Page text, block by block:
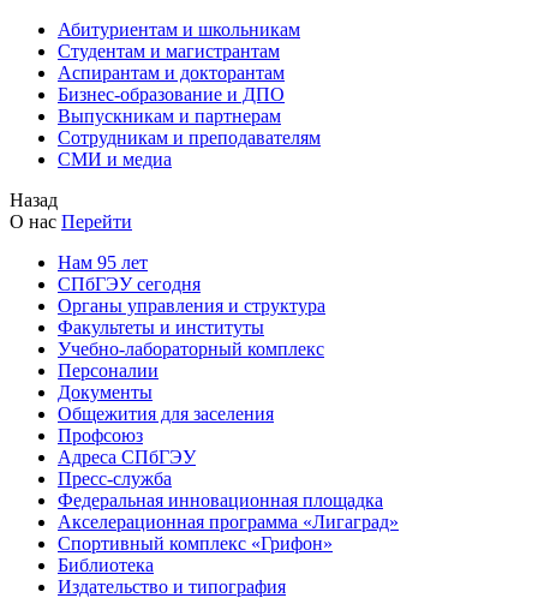
Абитуриентам и школьникам
Студентам и магистрантам
Аспирантам и докторантам
Бизнес-образование и ДПО
Выпускникам и партнерам
Сотрудникам и преподавателям
СМИ и медиа
Назад
О нас Перейти
Нам 95 лет
СПбГЭУ сегодня
Органы управления и структура
Факультеты и институты
Учебно-лабораторный комплекс
Персоналии
Документы
Общежития для заселения
Профсоюз
Адреса СПбГЭУ
Пресс-служба
Федеральная инновационная площадка
Акселерационная программа «Лигаград»­­
Спортивный комплекс «Грифон»
Библиотека
Издательство и типография